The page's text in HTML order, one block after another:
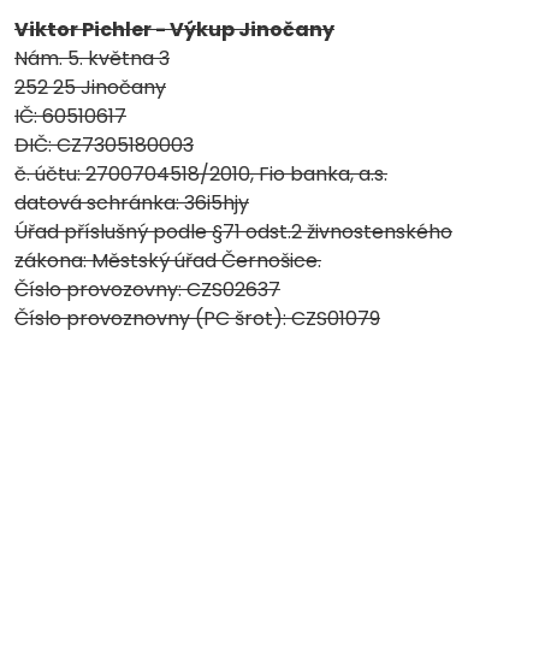
Viktor Pichler - Výkup Jinočany
Nám. 5. května 3
252 25 Jinočany
IČ: 60510617
DIČ: CZ7305180003
č. účtu: 2700704518/2010, Fio banka, a.s.
datová schránka: 36i5hjy
Úřad příslušný podle §71 odst.2 živnostenského
zákona: Městský úřad Černošice.
Číslo provozovny: CZS02637
Číslo provoznovny (PC šrot): CZS01079